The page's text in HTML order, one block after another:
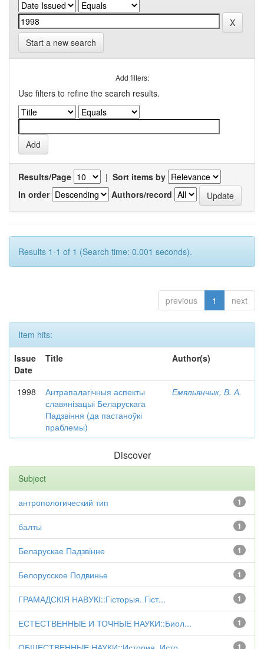
Start a new search
Add filters:
Use filters to refine the search results.
Results/Page | Sort items by
In order
Authors/record
Results 1-1 of 1 (Search time: 0.001 seconds).
previous 1 next
Item hits:
Issue
Date
Title Author(s)
1998
Антрапалагічныя аспекты
славянізацыі Беларускага
Падзвіння (да пастаноўкі
праблемы)
Емяльянчык, В. А.
Discover
Subject
1
антропологический тип
1
балты
1
Беларускае Падзвінне
1
Белорусское Подвинье
1
ГРАМАДСКІЯ НАВУКІ::Гісторыя. Гіст...
1
ЕСТЕСТВЕННЫЕ И ТОЧНЫЕ НАУКИ::Биол...
1